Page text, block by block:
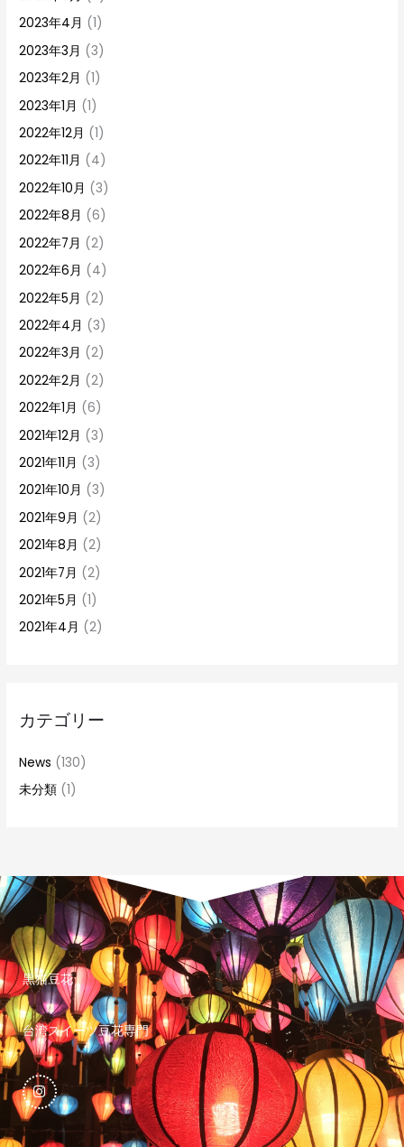
2023年4月 (1)
2023年3月 (3)
2023年2月 (1)
2023年1月 (1)
2022年12月 (1)
2022年11月 (4)
2022年10月 (3)
2022年8月 (6)
2022年7月 (2)
2022年6月 (4)
2022年5月 (2)
2022年4月 (3)
2022年3月 (2)
2022年2月 (2)
2022年1月 (6)
2021年12月 (3)
2021年11月 (3)
2021年10月 (3)
2021年9月 (2)
2021年8月 (2)
2021年7月 (2)
2021年5月 (1)
2021年4月 (2)
カテゴリー
News (130)
未分類 (1)
黒猫豆花
台湾スイーツ豆花専門
I
n
s
t
g